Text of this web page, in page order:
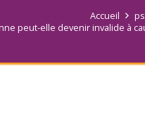
Accueil
peut-elle devenir invalide à